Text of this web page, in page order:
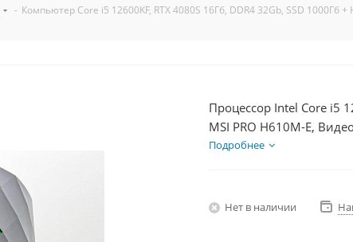
- Компьютер Core i5 12600KF, RTX 4080S 16Гб, DDR4 32Gb, SSD 1000Гб
Процессор Intel Core i5
MSI PRO H610M-E,
1000Гб + HDD 2Тб, БП
Подробнее
Нет в наличии